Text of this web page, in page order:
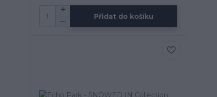
Přidat do košíku